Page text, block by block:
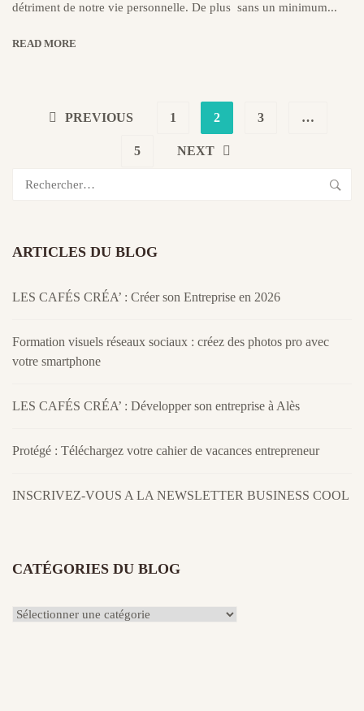
détriment de notre vie personnelle. De plus sans un minimum...
READ MORE
PREVIOUS 1 2 3 …
5
NEXT
ARTICLES DU BLOG
LES CAFÉS CRÉA’ : Créer son Entreprise en 2026
Formation visuels réseaux sociaux : créez des photos pro avec
votre smartphone
LES CAFÉS CRÉA’ : Développer son entreprise à Alès
Protégé : Téléchargez votre cahier de vacances entrepreneur
INSCRIVEZ-VOUS A LA NEWSLETTER BUSINESS COOL
CATÉGORIES DU BLOG
Catégories